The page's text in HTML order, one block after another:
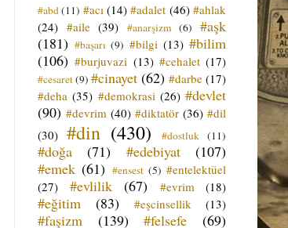
#abd (11) #acı (14) #adalet (46) #ahlak
(24) #aile (39) #anarşizm (6)
#aşk
(181) #başarı (9) #bilgi (13) #bilim
(106) #burjuvazi (13) #cehalet (17)
#cesaret(9) #cinayet (62) #darbe (17)
#deha (35) #demokrasi (26) #devlet
(90) #devrim (40) #diktatör (36) #dil
(30) #din (430) #dostluk (11)
#doğa (71) #edebiyat
(107)
#emek (61) #ensest (5) #entelektüel
(27)
#evlilik (67) #evrim (18)
#eğitim (83) #eşcinsellik (13)
#faşizm (139) #felsefe (69)